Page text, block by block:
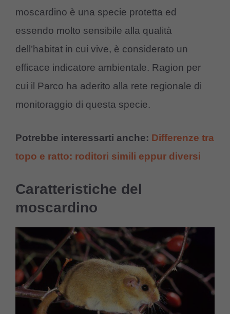
moscardino è una specie protetta ed
essendo molto sensibile alla qualità
dell’habitat in cui vive, è considerato un
efficace indicatore ambientale. Ragion per
cui il Parco ha aderito alla rete regionale di
monitoraggio di questa specie.
Potrebbe interessarti anche: Differenze tra
topo e ratto: roditori simili eppur diversi
Caratteristiche del
moscardino